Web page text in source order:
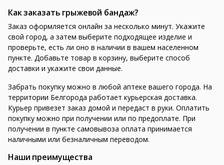
Как заказать грыжевой бандаж?
Заказ оформляется онлайн за несколько минут. Укажите
свой город, а затем выберите подходящее изделие и
проверьте, есть ли оно в наличии в вашем населенном
пункте. Добавьте товар в корзину, выберите способ
доставки и укажите свои данные.
Забрать покупку можно в любой аптеке вашего города. На
территории Белгорода работает курьерская доставка.
Курьер привезет заказ домой и передаст в руки. Оплатить
покупку можно при получении или по предоплате. При
получении в пункте самовывоза оплата принимается
наличными или безналичным переводом.
Наши преимущества